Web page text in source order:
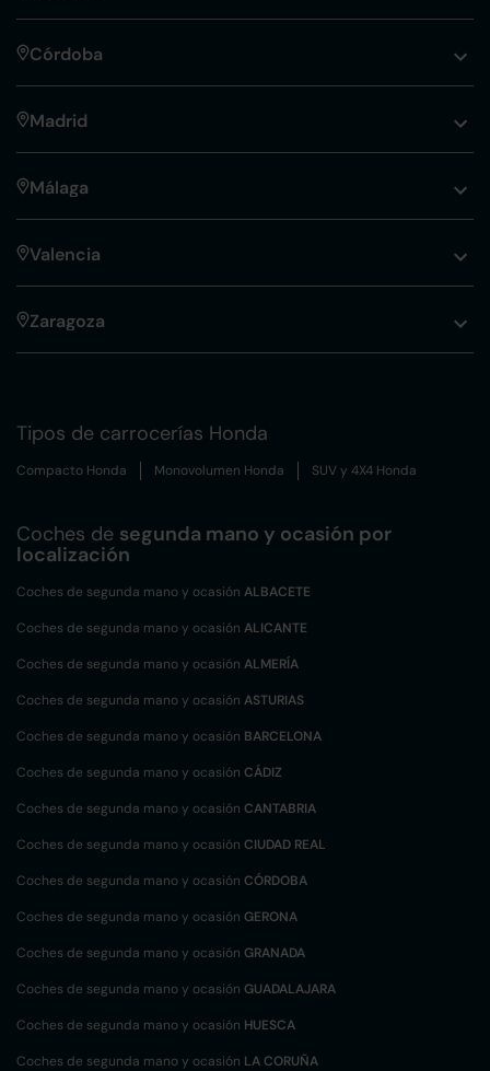
Córdoba
Madrid
Málaga
Valencia
Zaragoza
Tipos de carrocerías Honda
Compacto Honda Monovolumen Honda SUV y 4X4 Honda
Coches de segunda mano y ocasión por
localización
Coches de segunda mano y ocasión ALBACETE
Coches de segunda mano y ocasión ALICANTE
Coches de segunda mano y ocasión ALMERÍA
Coches de segunda mano y ocasión ASTURIAS
Coches de segunda mano y ocasión BARCELONA
Coches de segunda mano y ocasión CÁDIZ
Coches de segunda mano y ocasión CANTABRIA
Coches de segunda mano y ocasión CIUDAD REAL
Coches de segunda mano y ocasión CÓRDOBA
Coches de segunda mano y ocasión GERONA
Coches de segunda mano y ocasión GRANADA
Coches de segunda mano y ocasión GUADALAJARA
Coches de segunda mano y ocasión HUESCA
Coches de segunda mano y ocasión LA CORUÑA